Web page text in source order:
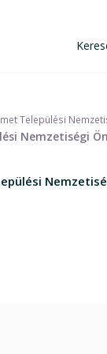
Települési